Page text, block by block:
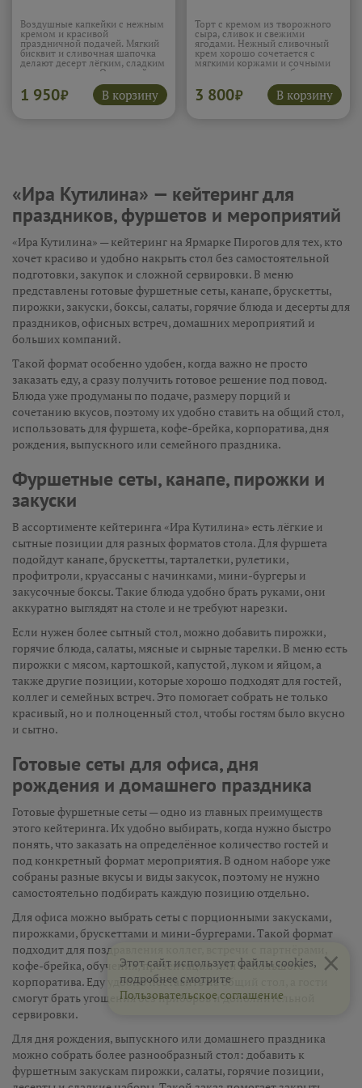
Воздушные капкейки с нежным
кремом и красивой
праздничной подачей. Мягкий
бисквит и сливочная шапочка
делают десерт лёгким, сладким
и очень уютным. Отличный
вариант для праздника,
фуршета или сладкого стола.
Подробнее...
1 950₽ В корзину
Торт с кремом из творожного
сыра, сливок и свежими
ягодами. Нежный сливочный
крем хорошо сочетается с
мягкими коржами и сочными
ягодами, которые добавляют
приятную свежесть. Такой торт
выглядит эффектно и сразу
создаёт праздничное
3 800₽ В корзину
«Ира Кутилина» — кейтеринг для
праздников, фуршетов и мероприятий
«Ира Кутилина» — кейтеринг на Ярмарке Пирогов для тех, кто
хочет красиво и удобно накрыть стол без самостоятельной
подготовки, закупок и сложной сервировки. В меню
представлены готовые фуршетные сеты, канапе, брускетты,
пирожки, закуски, боксы, салаты, горячие блюда и десерты для
праздников, офисных встреч, домашних мероприятий и
больших компаний.
Такой формат особенно удобен, когда важно не просто
заказать еду, а сразу получить готовое решение под повод.
Блюда уже продуманы по подаче, размеру порций и
сочетанию вкусов, поэтому их удобно ставить на общий стол,
использовать для фуршета, кофе-брейка, корпоратива, дня
рождения, выпускного или семейного праздника.
Фуршетные сеты, канапе, пирожки и
закуски
В ассортименте кейтеринга «Ира Кутилина» есть лёгкие и
сытные позиции для разных форматов стола. Для фуршета
подойдут канапе, брускетты, тарталетки, рулетики,
профитроли, круассаны с начинками, мини-бургеры и
закусочные боксы. Такие блюда удобно брать руками, они
аккуратно выглядят на столе и не требуют нарезки.
Если нужен более сытный стол, можно добавить пирожки,
горячие блюда, салаты, мясные и сырные тарелки. В меню есть
пирожки с мясом, картошкой, капустой, луком и яйцом, а
также другие позиции, которые хорошо подходят для гостей,
коллег и семейных встреч. Это помогает собрать не только
красивый, но и полноценный стол, чтобы гостям было вкусно
и сытно.
Готовые сеты для офиса, дня
рождения и домашнего праздника
Готовые фуршетные сеты — одно из главных преимуществ
этого кейтеринга. Их удобно выбирать, когда нужно быстро
понять, что заказать на определённое количество гостей и
под конкретный формат мероприятия. В одном наборе уже
собраны разные вкусы и виды закусок, поэтому не нужно
самостоятельно подбирать каждую позицию отдельно.
Для офиса можно выбрать сеты с порционными закусками,
пирожками, брускеттами и мини-бургерами. Такой формат
подходит для поздравления коллег, встречи с партнёрами,
кофе-брейка, обучения, презентации или небольшого
корпоратива. Еду удобно поставить на общий стол, а гости
смогут брать угощения без приборов и дополнительной
сервировки.
Для дня рождения, выпускного или домашнего праздника
можно собрать более разнообразный стол: добавить к
фуршетным закускам пирожки, салаты, горячие позиции,
×
Этот сайт использует файлы cookies,
подробнее смотрите
Пользовательское соглашение